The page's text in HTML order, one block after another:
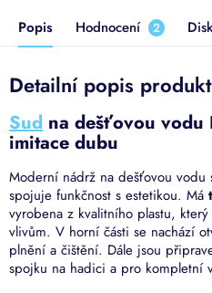
Popis Hodnocení 2
Detailní popis
Sud na dešťovou vodu
imitace dubu
Moderní nádrž na dešťovou vodu
spojuje funkčnost s estetikou. Má
vyrobena z kvalitního plastu,
vlivům. V horní části se nachází
plnění a čištění. Dále jsou
spojku na hadici a pro kompletní